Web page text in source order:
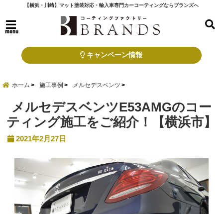
【横浜・川崎】マット塗装対応・輸入車専門カーコーティングならブランズへ
menu
キャンペーン情報
ホーム 施工事例 メルセデスベンツ
メルセデスベンツE53AMGのコー
ティング施工をご紹介！【横浜市】
2021年2月27日